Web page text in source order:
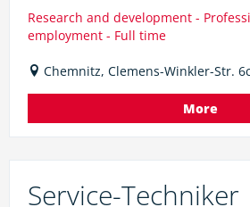
Research and development -
employment - Full time
Chemnitz, Clemens-Winkler-Str.
More
Service-